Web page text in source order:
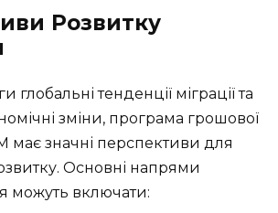
Розвитку
глобальні тенденції міграції та
зміни, програма грошової
значні перспективи для
Основні напрями
можуть включати: